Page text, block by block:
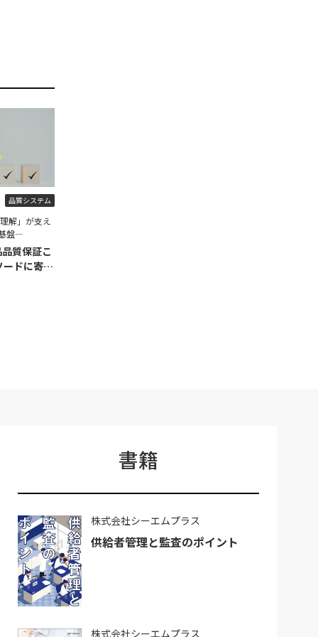
品質システム
解」が支え
盤―
質保証こ
ドに寄せ
書籍
株式会社シーエムプラス
供給者管理と監査のポイント
株式会社シーエムプラス